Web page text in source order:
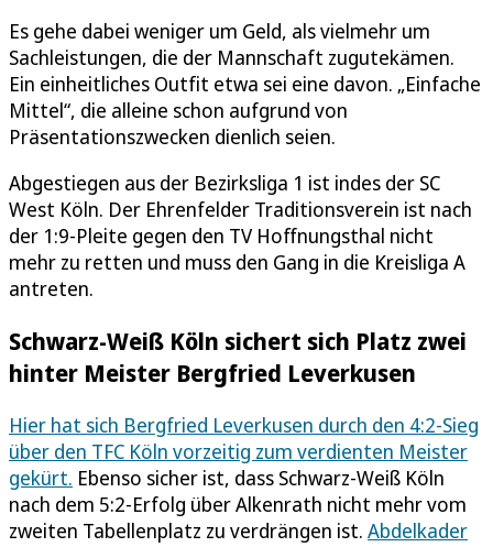
Es gehe dabei weniger um Geld, als vielmehr um
Sachleistungen, die der Mannschaft zugutekämen.
Ein einheitliches Outfit etwa sei eine davon. „Einfache
Mittel“, die alleine schon aufgrund von
Präsentationszwecken dienlich seien.
Abgestiegen aus der Bezirksliga 1 ist indes der SC
West Köln. Der Ehrenfelder Traditionsverein ist nach
der 1:9-Pleite gegen den TV Hoffnungsthal nicht
mehr zu retten und muss den Gang in die Kreisliga A
antreten.
Schwarz-Weiß Köln sichert sich Platz zwei
hinter Meister Bergfried Leverkusen
Hier hat sich Bergfried Leverkusen durch den 4:2-Sieg
über den TFC Köln vorzeitig zum verdienten Meister
gekürt. Ebenso sicher ist, dass Schwarz-Weiß Köln
nach dem 5:2-Erfolg über Alkenrath nicht mehr vom
zweiten Tabellenplatz zu verdrängen ist. Abdelkader